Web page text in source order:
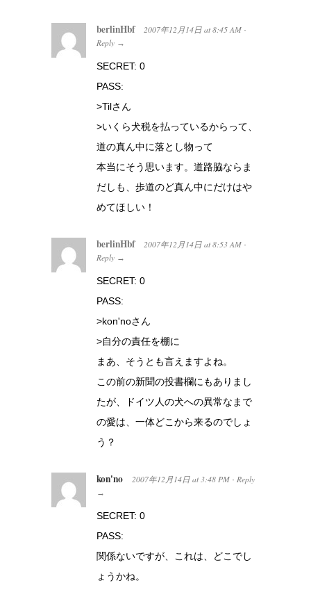
berlinHbf 2007年12月14日 at 8:45 AM ·
Reply →
SECRET: 0
PASS:
>Tilさん
>いくら犬税を払っているからって、
道の真ん中に落とし物って
本当にそう思います。道路脇ならま
だしも、歩道のど真ん中にだけはや
めてほしい！
berlinHbf 2007年12月14日 at 8:53 AM ·
Reply →
SECRET: 0
PASS:
>kon'noさん
>自分の責任を棚に
まあ、そうとも言えますよね。
この前の新聞の投書欄にもありまし
たが、ドイツ人の犬への異常なまで
の愛は、一体どこから来るのでしょ
う？
kon'no 2007年12月14日 at 3:48 PM · Reply
→
SECRET: 0
PASS:
関係ないですが、これは、どこでし
ょうかね。